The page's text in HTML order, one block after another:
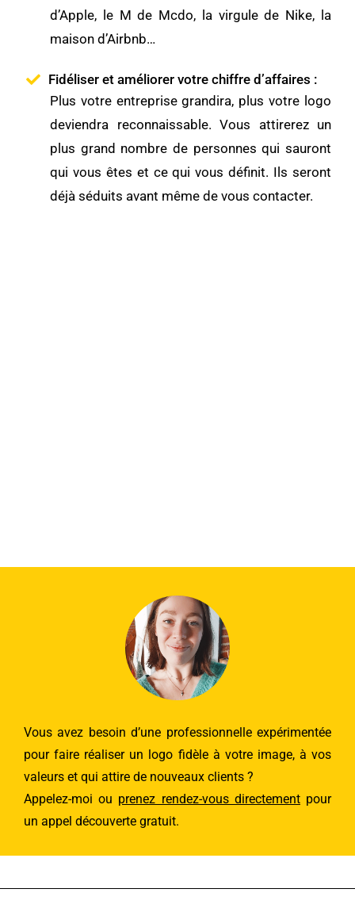
d’Apple, le M de Mcdo, la virgule de Nike, la
maison d’Airbnb…
Fidéliser et améliorer votre chiffre d’affaires :
Plus votre entreprise grandira, plus votre logo
deviendra reconnaissable. Vous attirerez un
plus grand nombre de personnes qui sauront
qui vous êtes et ce qui vous définit. Ils seront
déjà séduits avant même de vous contacter.
Vous avez besoin d’une professionnelle expérimentée
pour faire réaliser un logo fidèle à votre image, à vos
valeurs et qui attire de nouveaux clients ?
Appelez-moi ou prenez rendez-vous directementpour
un appel découverte gratuit.